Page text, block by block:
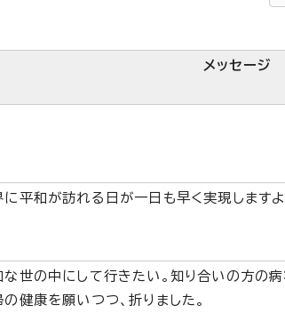
メッセージ
に平和が訪れる日が一日も早く実現しますよ
な世の中にして行きたい。知り合いの方の
の健康を願いつつ、折りました。